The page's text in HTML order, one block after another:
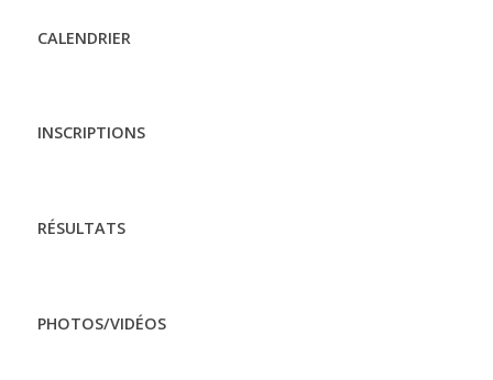
CALENDRIER
INSCRIPTIONS
RÉSULTATS
PHOTOS/VIDÉOS